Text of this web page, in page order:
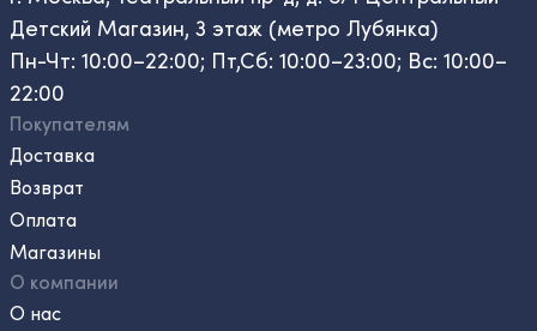
Детский Магазин, 3 этаж (метро Лубянка)
Пн-Чт: 10:00–22:00; Пт,Сб: 10:00–23:00; Вс: 10:00–
22:00
Покупателям
Доставка
Возврат
Оплата
Магазины
О компании
О нас